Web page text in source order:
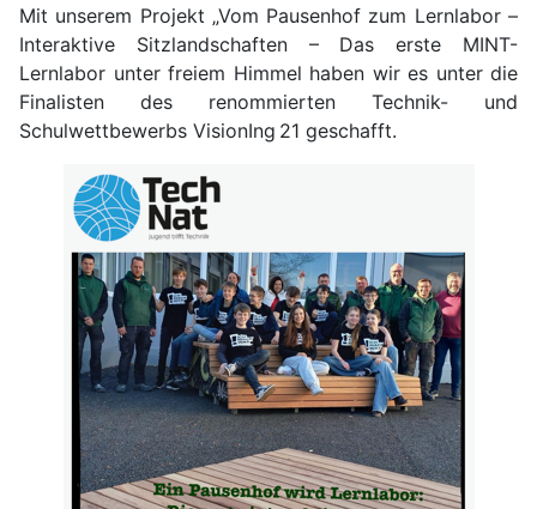
Mit unserem Projekt „Vom Pausenhof zum Lernlabor –
Interaktive Sitzlandschaften – Das erste MINT-
Lernlabor unter freiem Himmel haben wir es unter die
Finalisten des renommierten Technik- und
Schulwettbewerbs VisionIng 21 geschafft.